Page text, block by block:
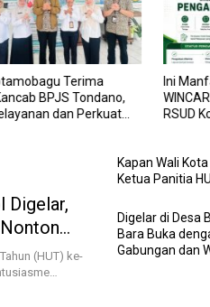
Terima
BPJS Tondano,
dan Perkuat
Ini
RSUD
Digelar,
(HUT) ke-
Kapan Wali
Ketua Panitia
Digelar di Desa
Bara Buka
Gabungan dan